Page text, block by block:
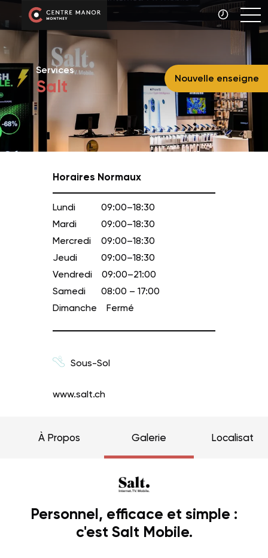
Nouvelle enseigne
Services
Salt
Horaires Normaux
Lundi
09:00–18:30
Mardi
09:00–18:30
Mercredi
09:00–18:30
Jeudi
09:00–18:30
Vendredi
09:00–21:00
Samedi
08:00 – 17:00
Dimanche
Fermé
Sous-Sol
www.salt.ch
À Propos Galerie Localisation
Personnel, efficace et simple :
c'est Salt Mobile.